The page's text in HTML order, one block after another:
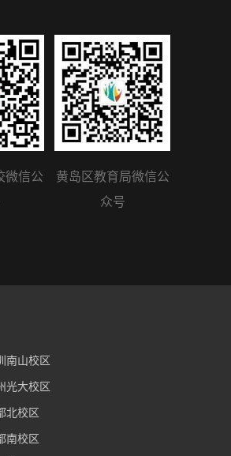
微信公
黄岛区教育局微信公
众号
南山校区
光大校区
北校区
南校区